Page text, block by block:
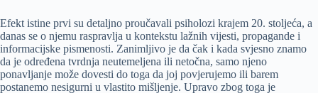
Efekt istine prvi su detaljno proučavali psiholozi krajem 20. stoljeća, a
danas se o njemu raspravlja u kontekstu lažnih vijesti, propagande i
informacijske pismenosti. Zanimljivo je da čak i kada svjesno znamo
da je određena tvrdnja neutemeljena ili netočna, samo njeno
ponavljanje može dovesti do toga da joj povjerujemo ili barem
postanemo nesigurni u vlastito mišljenje. Upravo zbog toga je